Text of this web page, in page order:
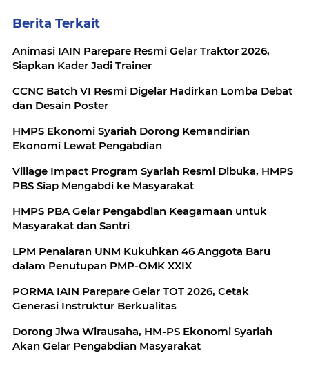
Berita Terkait
Animasi IAIN Parepare Resmi Gelar Traktor 2026,
Siapkan Kader Jadi Trainer
CCNC Batch VI Resmi Digelar Hadirkan Lomba Debat
dan Desain Poster
HMPS Ekonomi Syariah Dorong Kemandirian
Ekonomi Lewat Pengabdian
Village Impact Program Syariah Resmi Dibuka, HMPS
PBS Siap Mengabdi ke Masyarakat
HMPS PBA Gelar Pengabdian Keagamaan untuk
Masyarakat dan Santri
LPM Penalaran UNM Kukuhkan 46 Anggota Baru
dalam Penutupan PMP-OMK XXIX
PORMA IAIN Parepare Gelar TOT 2026, Cetak
Generasi Instruktur Berkualitas
Dorong Jiwa Wirausaha, HM-PS Ekonomi Syariah
Akan Gelar Pengabdian Masyarakat